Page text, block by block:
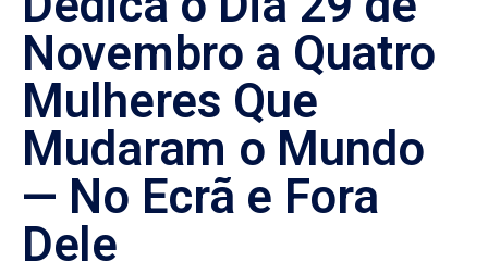
Novembro a Quatro
Mulheres Que
Mudaram o Mundo
— No Ecrã e Fora
Dele